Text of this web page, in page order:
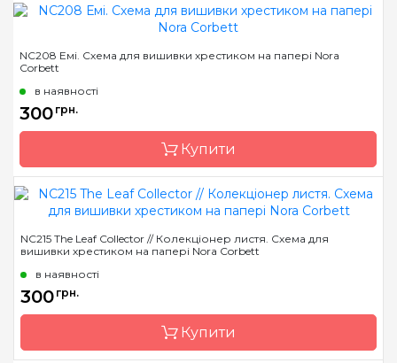
Країна виробник
Розмір
Зашивання
NC208 Емі. Схема для вишивки хрестиком на папері Nora
Corbett
в наявності
300 грн.
Купити
Країна виробник
Розмір
Зашивання
NC215 The Leaf Collector // Колекціонер листя. Схема для
вишивки хрестиком на папері Nora Corbett
в наявності
300 грн.
Купити